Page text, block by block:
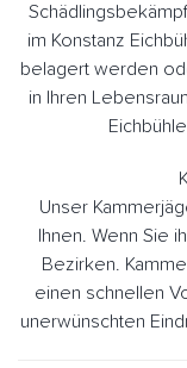
im Konstanz
belagert werden
in Ihren
Unser
Ihnen. Wenn Sie
Bezirken.
einen schnellen
unerwünschten